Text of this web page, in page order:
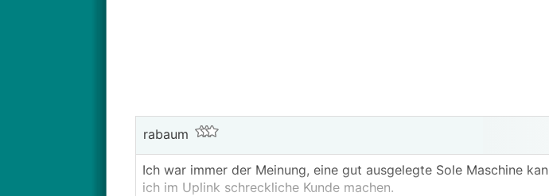
rabaum
Ich war immer der Meinung, eine gut ausgelegte Sole Maschine
ich im Uplink schreckliche Kunde machen.